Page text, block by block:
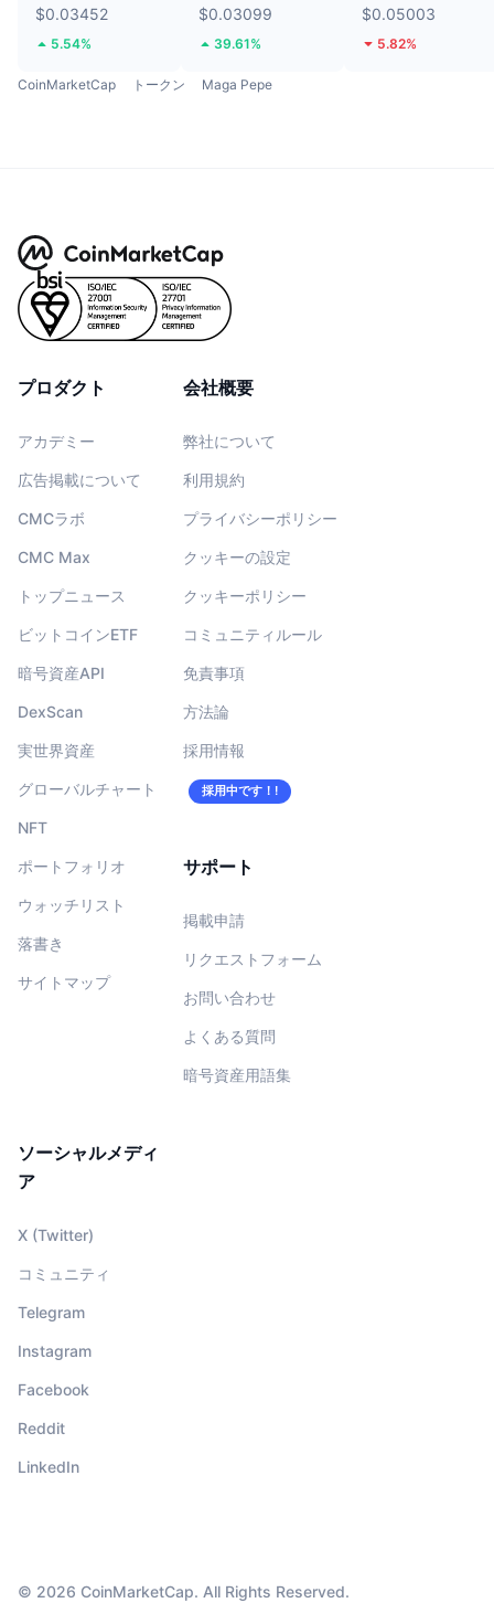
$0.03452
5.54%
$0.03099
39.61%
$0.05003
5.82%
CoinMarketCap トークン Maga Pepe
プロダクト
アカデミー
広告掲載について
CMCラボ
CMC Max
トップニュース
ビットコインETF
暗号資産API
DexScan
実世界資産
グローバルチャート
NFT
ポートフォリオ
ウォッチリスト
落書き
サイトマップ
会社概要
弊社について
利用規約
プライバシーポリシー
クッキーの設定
クッキーポリシー
コミュニティルール
免責事項
方法論
採用情報
採用中です！!
サポート
掲載申請
リクエストフォーム
お問い合わせ
よくある質問
暗号資産用語集
ソーシャルメディ
ア
X (Twitter)
コミュニティ
Telegram
Instagram
Facebook
Reddit
LinkedIn
© 2026 CoinMarketCap. All Rights Reserved.